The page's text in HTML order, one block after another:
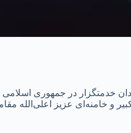
خدمتگزار در جمهوری
و خامنه‌ای عزیز اعلی‌الله